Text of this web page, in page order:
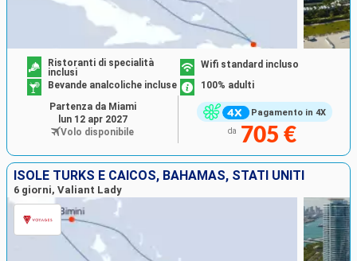
Pagamento in 4X
Ristoranti di specialità
inclusi
Wifi standard incluso
Bevande analcoliche incluse
100% adulti
da 705 €
Partenza da Miami
lun 12 apr 2027
Volo disponibile
ISOLE TURKS E CAICOS, BAHAMAS, STATI UNITI
6 giorni, Valiant Lady